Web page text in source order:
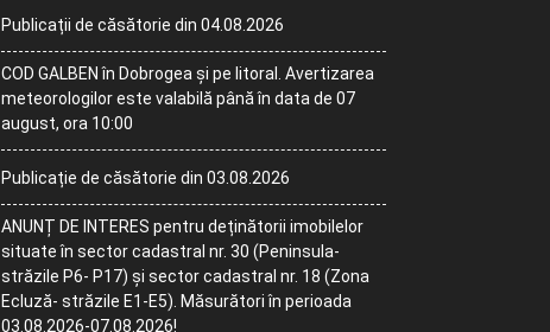
Publicații de căsătorie din 04.08.2026
COD GALBEN în Dobrogea și pe litoral. Avertizarea
meteorologilor este valabilă până în data de 07
august, ora 10:00
Publicație de căsătorie din 03.08.2026
ANUNȚ DE INTERES pentru deținătorii imobilelor
situate în sector cadastral nr. 30 (Peninsula-
străzile P6- P17) și sector cadastral nr. 18 (Zona
Ecluză- străzile E1-E5). Măsurători în perioada
03.08.2026-07.08.2026!